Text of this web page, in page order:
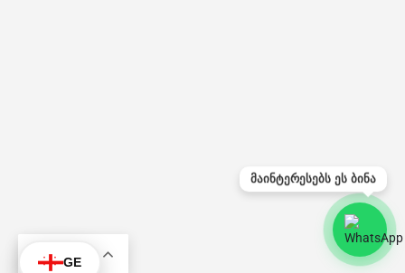
GE
KA
მაინტერესებს ეს ბინა